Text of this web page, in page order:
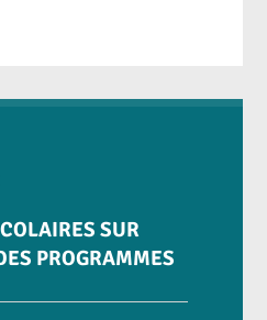
SUR
PROGRAMMES